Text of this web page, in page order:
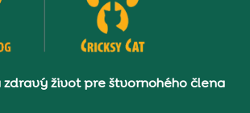
zdravý život pre štvornohého člena